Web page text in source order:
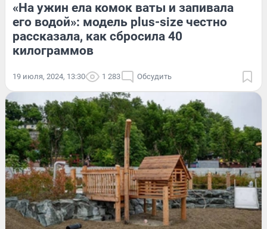
«На ужин ела комок ваты и запивала
его водой»: модель plus-size честно
рассказала, как сбросила 40
килограммов
19 июля, 2024, 13:30 1 283 Обсудить